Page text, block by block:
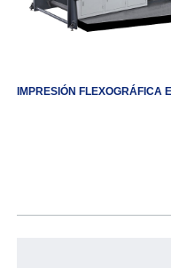
IMPRESIÓN FLEXOGRÁFICA